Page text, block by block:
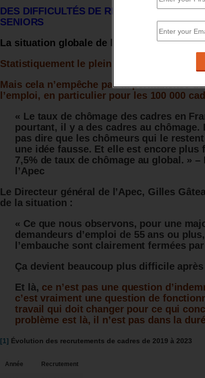
DES DIFFICULTÉS DE RETOUR A
SENIORS
La situation globale de l’emploi des
Statistiquement le plein emploi est atteint.
Mais cela n’empêche pas la permanence
l’emploi, en particulier pour les 100 000
« Le taux de chômage des cadres en
pourtant, il y a des cadres au chômage.
pas dire que les chômeurs qui le
une idée fausse. Et elle est encore plus
7,5% de taux de chômage au global. »
l’Apec
Le Directeur général de l’Apec, Gilles
de la situation :
« Ce que nous observons, pour une
demandeurs d’emploi de 55 ans ou
l’embauche sont clairement fermées
Ça devient beaucoup plus difficile après
Et là, ce n’est pas une question
c’est vraiment une question de
travail qui doit changer pour ce qui
problème est là, il n’est pas dans la
[1] Évolution des recrutements de cadres de 2019 à 2023
Année Recrutement